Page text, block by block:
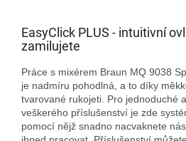
EasyClick PLUS - intuitivní
zamilujete
Práce s mixérem Braun MQ 9038
je nadmíru pohodlná, a to díky
tvarované rukojeti. Pro jednoduché
veškerého příslušenství je zde
pomocí nějž snadno nacvaknete